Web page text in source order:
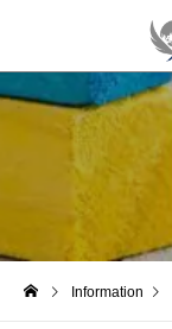
Information